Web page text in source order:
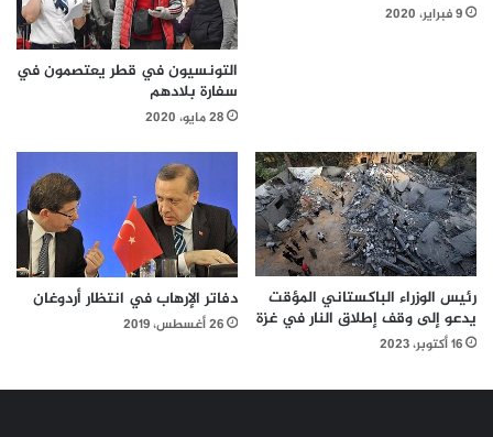
9 فبراير، 2020
التونسيون في قطر يعتصمون في
سفارة بلادهم
28 مايو، 2020
رئيس الوزراء الباكستاني المؤقت
يدعو إلى وقف إطلاق النار في غزة
16 أكتوبر، 2023
دفاتر الإرهاب في انتظار أردوغان
26 أغسطس، 2019